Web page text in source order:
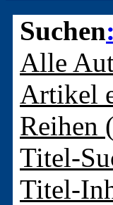
Suchen:
Alle
Artikel
Reihen
Titel-
Titel-